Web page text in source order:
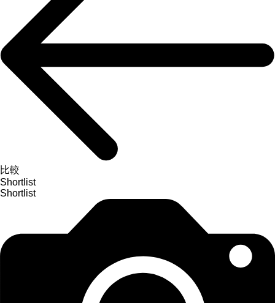
比較
Shortlist
Shortlist